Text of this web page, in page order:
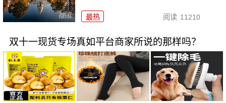
最热 阅读 11210
双十一现货专场真如平台商家所说的那样吗？